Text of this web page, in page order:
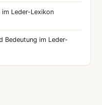
Leder-Lexikon
Bedeutung im Leder-